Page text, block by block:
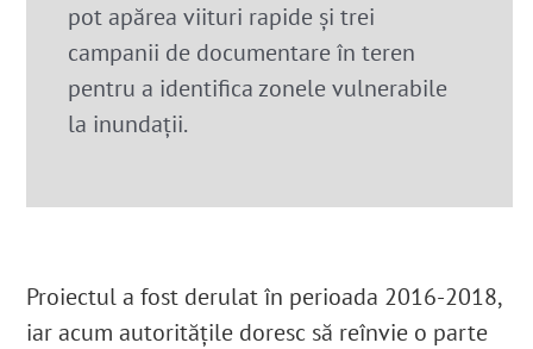
pot apărea viituri rapide și trei
campanii de documentare în teren
pentru a identifica zonele vulnerabile
la inundații.
Proiectul a fost derulat în perioada 2016-2018,
iar acum autoritățile doresc să reînvie o parte